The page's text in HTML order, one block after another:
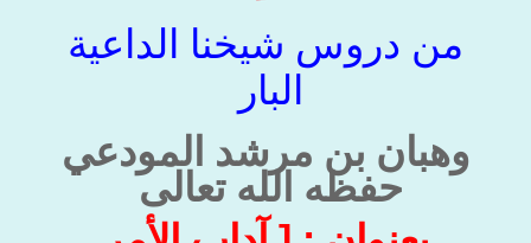
من دروس شيخنا الداعية
البار
وهبان بن مرشد المودعي
حفظه الله تعالى